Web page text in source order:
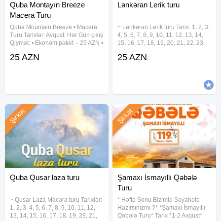
Quba Montayın Breeze
Macera Turu
Quba Mountain Breeze • Macəra
Turu Tarixlər: Avqust: Hər Gün çıxış
Qiymət: • Ekonom paket – 25 AZN •
yeməyi daxil) Qiymətə daxildir: •
25 AZN
Lənkəran Lerik turu
~ Lənkəran Lerik turu Tarix: 1, 2, 3,
4, 5, 6, 7, 8, 9, 10, 11, 12, 13, 14,
15, 16, 17, 18, 19, 20, 21, 22, 23,
Avqust •Qiymət: •Ekonom Paket:
25 AZN
Quba Qusar laza turu
~ Qusar Laza Macəra turu Tarixlər:
1, 2, 3, 4, 5, 6, 7, 8, 9, 10, 11, 12,
13, 14, 15, 16, 17, 18, 19, 29, 21,
Şirkət
Şamaxı İsmayıllı Qəbələ
Turu
* Həftə Sonu Bizimlə Səyahətə
Hazırsınızmı ?* *Şamaxı İsmayıllı
Qəbələ Turu* Tarix *1-2 Avqust*
Şirkət